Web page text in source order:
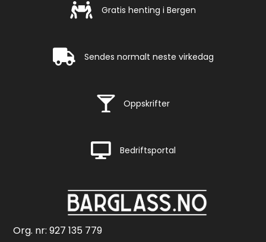
Gratis henting i Bergen
Gratis henting i Bergen
Rask levering
Sendes normalt neste virkedag
Rask levering
Oppskrifter
Rask levering
Bedriftsportal
Org. nr: 927 135 779